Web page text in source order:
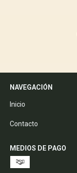
NAVEGACIÓN
Inicio
Contacto
MEDIOS DE PAGO